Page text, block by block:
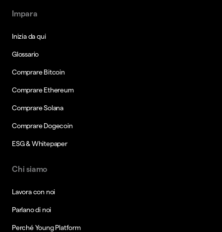
Impara
Inizia da qui
Glossario
Comprare Bitcoin
Comprare Ethereum
Comprare Solana
Comprare Dogecoin
ESG & Whitepaper
Chi siamo
Lavora con noi
Parlano di noi
Perché Young Platform